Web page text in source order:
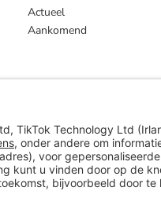
Actueel
Aankomend